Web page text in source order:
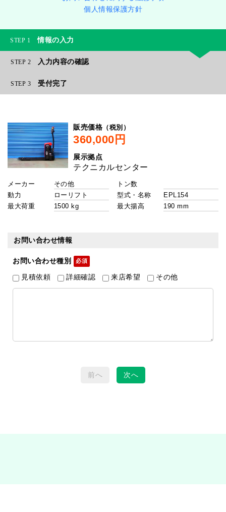
個人情報保護方針
1 情報の入力
2 入力内容の確認
3 受付完了
販売価格 （税別）
展示拠点
メーカー
トン数
動力
型式・名称
最大荷重
最大揚高
お問い合わせ情報
お問い合わせ種別
見積依頼 詳細確認 来店希望 その他
前へ 次へ